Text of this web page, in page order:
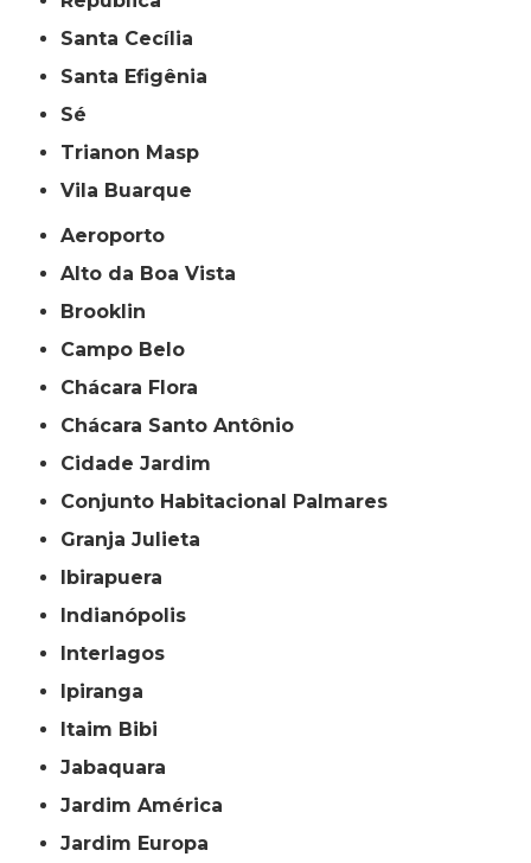
Santa Cecília
Santa Efigênia
Sé
Trianon Masp
Vila Buarque
Aeroporto
Alto da Boa Vista
Brooklin
Campo Belo
Chácara Flora
Chácara Santo Antônio
Cidade Jardim
Conjunto Habitacional Palmares
Granja Julieta
Ibirapuera
Indianópolis
Interlagos
Ipiranga
Itaim Bibi
Jabaquara
Jardim América
Jardim Europa